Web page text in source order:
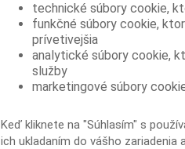
správy z
technické súbory cookie,
funkčné súbory cookie,
prívetivejšia
analytické súbory cookie,
služby
marketingové súbory
Keď kliknete na "Súhlasím" s
ich ukladaním do vášho zariadenia